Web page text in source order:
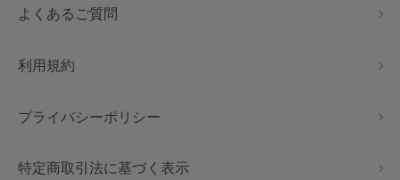
よくあるご質問
利用規約
プライバシーポリシー
特定商取引法に基づく表示